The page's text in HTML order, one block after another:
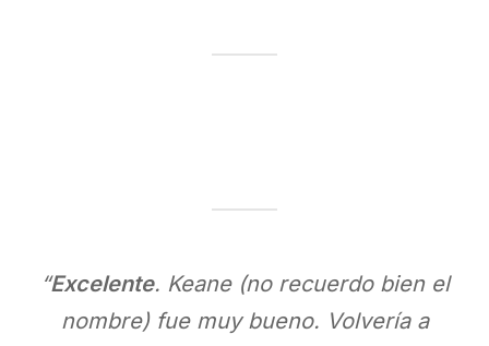
“Excelente. Keane (no recuerdo bien el
nombre) fue muy bueno. Volvería a